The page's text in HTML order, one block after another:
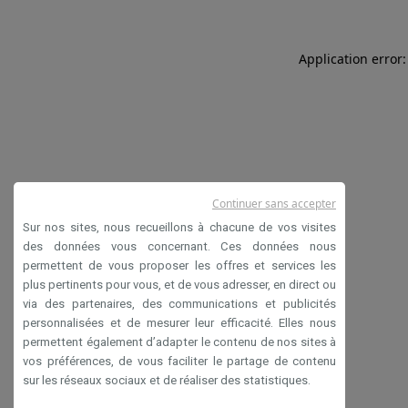
Application
Sur nos sites, nous recueillons à chacune de vos visites
des données vous concernant. Ces données nous
permettent de vous proposer les offres et services les
plus pertinents pour vous, et de vous adresser, en direct ou
via des partenaires, des communications et publicités
personnalisées et de mesurer leur efficacité. Elles nous
permettent également d’adapter le contenu de nos sites à
vos préférences, de vous faciliter le partage de contenu
sur les réseaux sociaux et de réaliser des statistiques.
Continuer sans accepter